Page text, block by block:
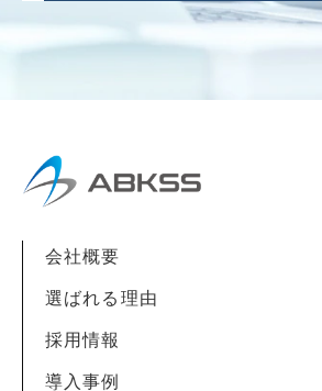
会社概要
選ばれる理由
採用情報
導入事例